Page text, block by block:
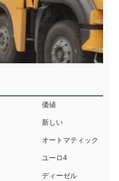
価値
新しい
オートマティック
ユーロ4
ディーゼル